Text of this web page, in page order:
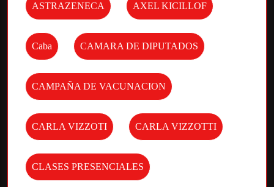
ASTRAZENECA AXEL KICILLOF
Caba CAMARA DE DIPUTADOS
CAMPAÑA DE VACUNACION
CARLA VIZZOTI CARLA VIZZOTTI
CLASES PRESENCIALES